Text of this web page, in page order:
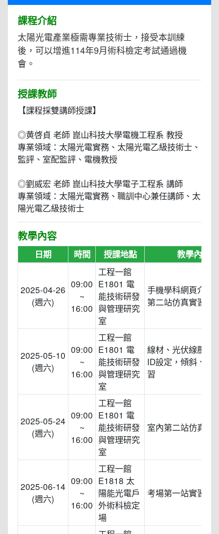
課程介紹
太陽光電產業極需專業技術士，接受本訓練
後，可以增進114年9月術科檢定考試通過機
會。
授課教師
【課程採雙講師授課】
◎黄啓貞 老師 崑山科技大學電機工程系 教授
專業領域：太陽光電實務、太陽光電乙級技術士、
監評、室配監評、電機教授
◎劉威宏 老師 崑山科技大學電子工程系 講師
專業領域：太陽光電實務、職訓中心兼任講師、太
陽光電乙級技術士
教學內容
日期 時間 授課地點 教學內容
2025-04-26
(週六)
09:00
~
16:00
工程一館
E1801 電
能技術研發
與管理研究
室
手機學科網頁介紹
第二站仿真實習演
2025-05-10
(週六)
09:00
~
16:00
工程一館
E1801 電
能技術研發
與管理研究
室
線材、光伏線壓接
ID設定，傾斜、方
習
2025-05-24
(週六)
09:00
~
16:00
工程一館
E1801 電
能技術研發
與管理研究
室
室內第二站仿真實
2025-06-14
(週六)
09:00
~
16:00
工程一館
E1818 太
陽能光電戶
外術科檢定
場
考場第一站實習演